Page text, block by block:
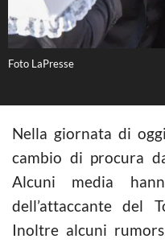
Foto LaPresse
Nella giornata di
cambio di procura
Alcuni media
dell’attaccante del
Inoltre alcuni